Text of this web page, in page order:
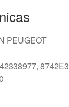
PEUGEOT
8742E3